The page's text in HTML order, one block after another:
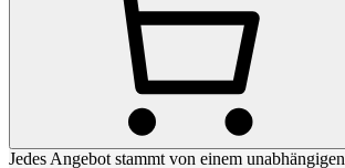
Jedes Angebot stammt von einem